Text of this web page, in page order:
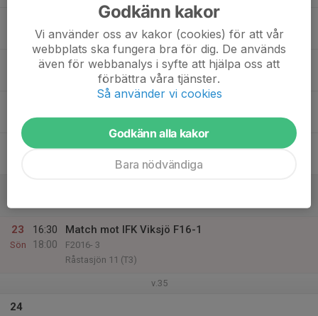
18:00
Utomhusträning
Huvudstafältet (Frimärket)
21
17:30
Utomhusträning
Huvudstafältet (Frimärket)
23
Sön
16:30
18:00
Match mot IFK Viksjö F16-1
F2016- 3
Råstasjön 11 (T3)
v.35
24
Godkänn kakor
Vi använder oss av kakor (cookies) för att vår
webbplats ska fungera bra för dig. De används
även för webbanalys i syfte att hjälpa oss att
förbättra våra tjänster.
Så använder vi cookies
Godkänn alla kakor
Bara nödvändiga